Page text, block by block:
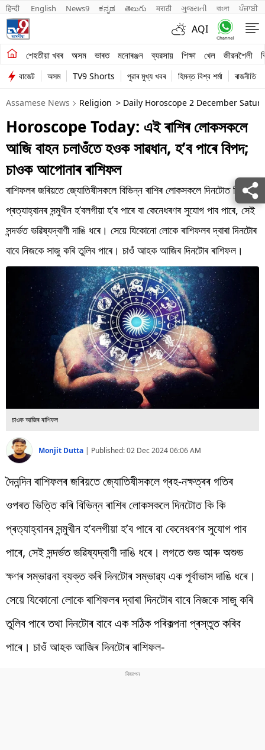
हिन्दी English News9 ಕನ್ನಡ తెలుగు मराठी ગુજરાતી বাংলা ਪੰਜਾਬੀ
AQI
শেহতীয়া খবৰ অসম ভাৰত মনোৰঞ্জন ব্যৱসায় শিক্ষা খেল জীৱনশৈলী
শেহতীয়া খবৰ
অসম
ভাৰত
মনোৰঞ্জন
শিক্ষা
খেল
জীৱনশৈলী
বিশ্ব
প্ৰযুক্তি
Videos
বাজেট অসম TV9 Shorts পুৱাৰ মুখ্য খবৰ হিমন্ত বিশ্ব শৰ্মা ৰাজনীতি
Assamese News Religion > Daily Horoscope 2 December
Horoscope Today: এই ৰাশিৰ লোকসকলে
আজি বাহন চলাওঁতে হওক সাৱধান, হ’ব পাৰে বিপদ;
চাওক আপোনাৰ ৰাশিফল
ৰাশিফলৰ জৰিয়তে জ্যোতিষীসকলে বিভিন্ন ৰাশিৰ লোকসকলে দিনটোত কি কি
প্ৰত্যাহ্বানৰ সন্মুখীন হ’বলগীয়া হ’ব পাৰে বা কেনেধৰণৰ সুযোগ পাব পাৰে, সেই
সন্দৰ্ভত ভৱিষ্যদ্বাণী দাঙি ধৰে। সেয়ে যিকোনো লোকে ৰাশিফলৰ দ্বাৰা দিনটোৰ
বাবে নিজকে সাজু কৰি তুলিব পাৰে। চাওঁ আহক আজিৰ দিনটোৰ ৰাশিফল।
চাওক আজিৰ ৰাশিফল
Monjit Dutta | Published:02 Dec 2024 06:06 AM
দৈনন্দিন ৰাশিফলৰ জৰিয়তে জ্যোতিষীসকলে গ্ৰহ-নক্ষত্ৰৰ গতিৰ
ওপৰত ভিত্তি কৰি বিভিন্ন ৰাশিৰ লোকসকলে দিনটোত কি কি
প্ৰত্যাহ্বানৰ সন্মুখীন হ’বলগীয়া হ’ব পাৰে বা কেনেধৰণৰ সুযোগ পাব
পাৰে, সেই সন্দৰ্ভত ভৱিষ্যদ্বাণী দাঙি ধৰে। লগতে শুভ আৰু অশুভ
ক্ষণৰ সম্ভাৱনা ব্যক্ত কৰি দিনটোৰ সম্ভাৱ্য এক পূৰ্বাভাস দাঙি ধৰে।
সেয়ে যিকোনো লোকে ৰাশিফলৰ দ্বাৰা দিনটোৰ বাবে নিজকে সাজু কৰি
তুলিব পাৰে তথা দিনটোৰ বাবে এক সঠিক পৰিকল্পনা প্ৰস্তুত কৰিব
পাৰে। চাওঁ আহক আজিৰ দিনটোৰ ৰাশিফল-